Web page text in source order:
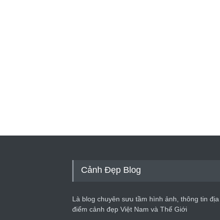
Cảnh Đẹp Blog
Là blog chuyên sưu tầm hình ảnh, thông tin địa
điểm cảnh đẹp Việt Nam và Thế Giới